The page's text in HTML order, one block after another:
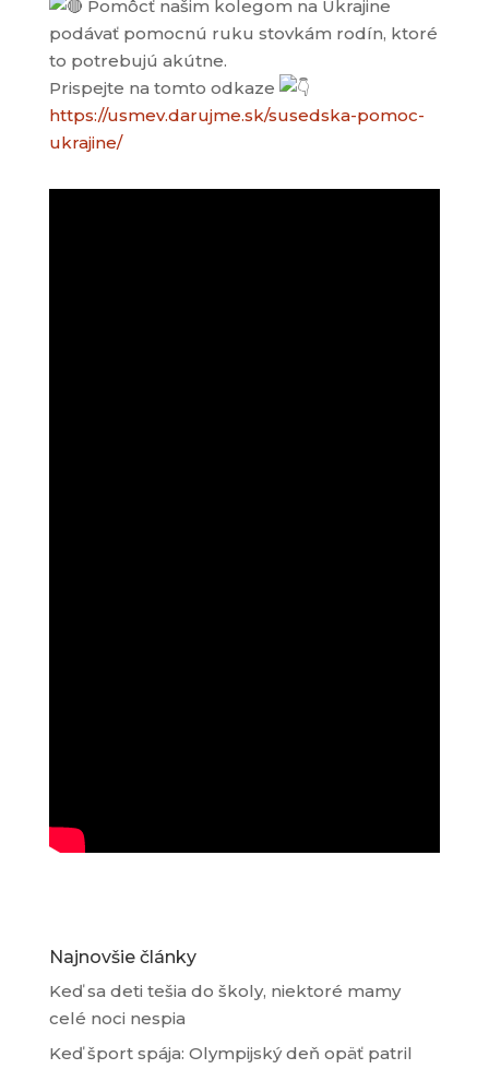
Pomôcť našim kolegom na Ukrajine
podávať pomocnú ruku stovkám rodín, ktoré
to potrebujú akútne.
Prispejte na tomto odkaze
https://usmev.darujme.sk/susedska-pomoc-
ukrajine/
Najnovšie články
Keď sa deti tešia do školy, niektoré mamy
celé noci nespia
Keď šport spája: Olympijský deň opäť patril